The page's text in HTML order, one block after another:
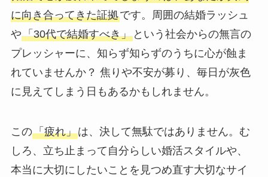
に向き合ってきた証拠です。周囲の結婚ラッシュ
や「30代で結婚すべき」という社会からの無言の
プレッシャーに、知らず知らずのうちに心が蝕ま
れていませんか？ 焦りや不安が募り、毎日が灰色
に見えてしまう日もあるかもしれません。
この「疲れ」は、決して無駄ではありません。む
しろ、立ち止まって自分らしい婚活スタイルや、
本当に大切にしたいことを見つめ直す大切なサイ